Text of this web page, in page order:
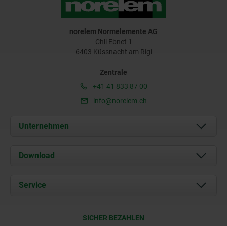
norelem Normelemente AG
Chli Ebnet 1
6403 Küssnacht am Rigi
Zentrale
+41 41 833 87 00
info@norelem.ch
Unternehmen
Über uns
Kontakt
Download
Dokumente
Service
SICHER BEZAHLEN